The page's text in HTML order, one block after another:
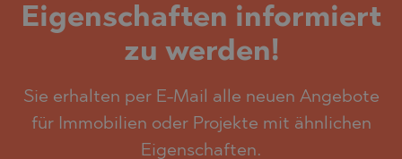
Eigenschaften informiert
zu werden!
Sie erhalten per E-Mail alle neuen Angebote
für Immobilien oder Projekte mit ähnlichen
Eigenschaften.